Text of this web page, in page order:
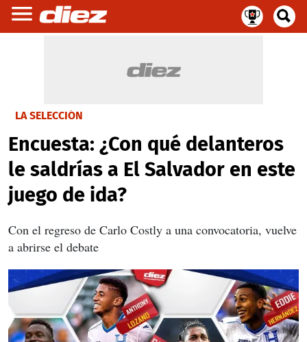
LA SELECCIÓN
Encuesta: ¿Con qué delanteros
le saldrías a El Salvador en este
juego de ida?
Con el regreso de Carlo Costly a una convocatoria, vuelve
a abrirse el debate